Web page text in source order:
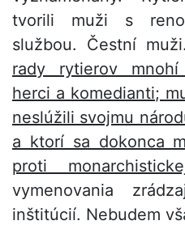
tvorili muži s
službou. Čestní
rady rytierov mnohí
herci a komedianti;
neslúžili svojmu
a ktorí sa dokonca
proti
vymenovania
inštitúcií. Nebudem